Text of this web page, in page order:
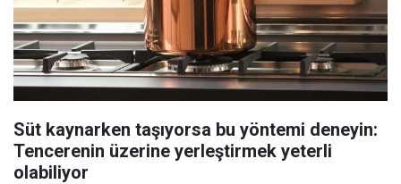
Süt kaynarken taşıyorsa bu yöntemi deneyin:
Tencerenin üzerine yerleştirmek yeterli
olabiliyor